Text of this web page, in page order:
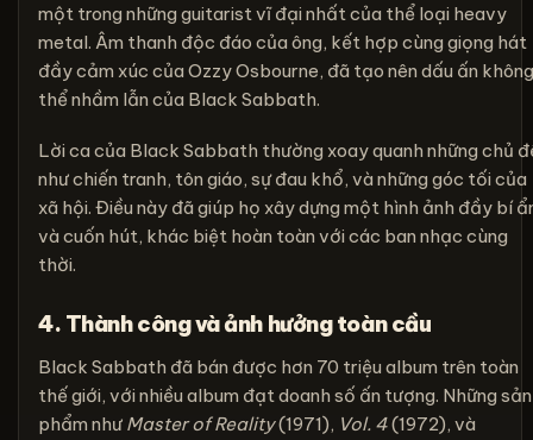
một trong những guitarist vĩ đại nhất của thể loại heavy
metal. Âm thanh độc đáo của ông, kết hợp cùng giọng hát
đầy cảm xúc của Ozzy Osbourne, đã tạo nên dấu ấn không
thể nhầm lẫn của Black Sabbath.
Lời ca của Black Sabbath thường xoay quanh những chủ
như chiến tranh, tôn giáo, sự đau khổ, và những góc tối của
xã hội. Điều này đã giúp họ xây dựng một hình ảnh đầy bí
và cuốn hút, khác biệt hoàn toàn với các ban nhạc cùng
thời.
4. Thành công và ảnh hưởng toàn cầu
Black Sabbath đã bán được hơn 70 triệu album trên toàn
thế giới, với nhiều album đạt doanh số ấn tượng. Những sản
phẩm như Master of Reality(1971), Vol. 4(1972), và